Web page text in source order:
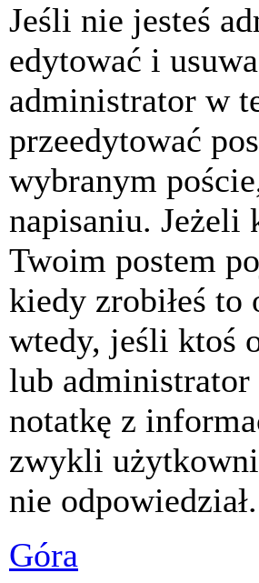
Jeśli nie jesteś
edytować i
administrator w
przeedytować
wybranym
napisaniu. Jeżeli
Twoim postem
kiedy zrobiłeś
wtedy, jeśli ktoś
lub administrator
notatkę z
zwykli
nie odpowiedział.
Góra